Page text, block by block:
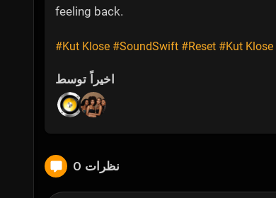
feeling back.
#Kut Klose #SoundSwift #Reset #Kut Klose
اخیراً توسط
0 نظرات